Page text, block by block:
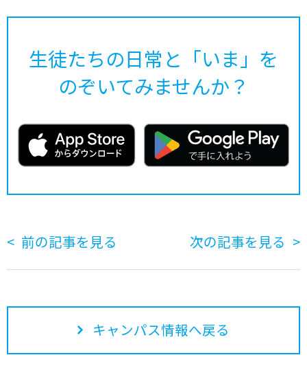
生徒たちの日常と「いま」を
のぞいてみませんか？
前の記事を見る 次の記事を見る
キャンパス情報へ戻る